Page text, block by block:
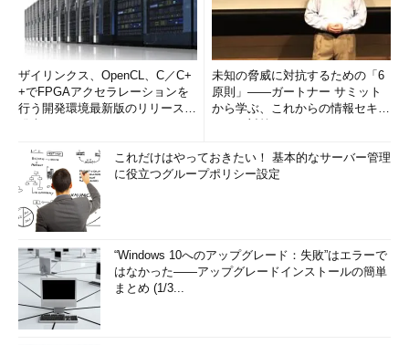
ザイリンクス、OpenCL、C／C+
+でFPGAアクセラレーションを
行う開発環境最新版のリリースを
未知の脅威に対抗するための「6
原則」――ガートナー サミット
から学ぶ、これからの情報セキュ
これだけはやっておきたい！ 基本的なサーバー管理
に役立つグループポリシー設定
“Windows 10へのアップグレード：失敗”はエラーで
はなかった――アップグレードインストールの簡単
まとめ (1/3...